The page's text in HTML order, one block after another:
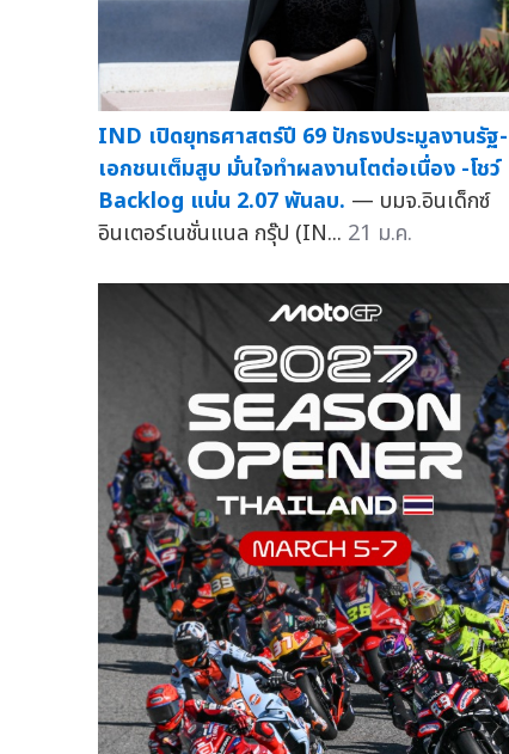
IND เปิดยุทธศาสตร์ปี 69 ปักธงประมูลงานรัฐ-
เอกชนเต็มสูบ มั่นใจทำผลงานโตต่อเนื่อง -โชว์
Backlog แน่น 2.07 พันลบ. — บมจ.อินเด็กซ์
อินเตอร์เนชั่นแนล กรุ๊ป (IN... 21 ม.ค.